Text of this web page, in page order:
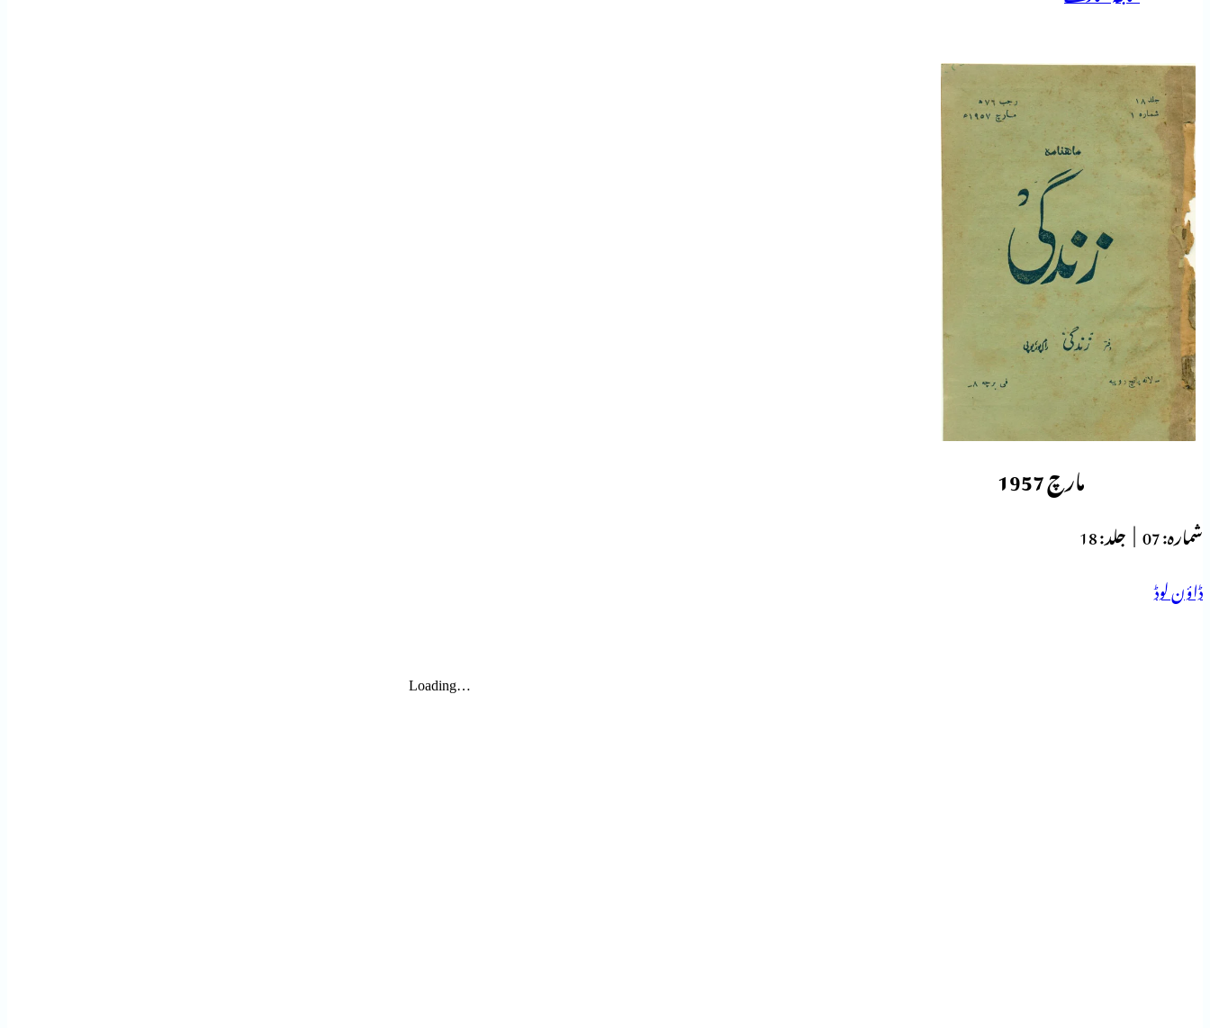
مارچ 1957
شمارہ: جلد:
ڈاؤن لوڈ